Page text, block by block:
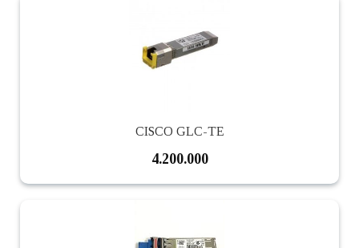
CISCO GLC-TE
4.200.000